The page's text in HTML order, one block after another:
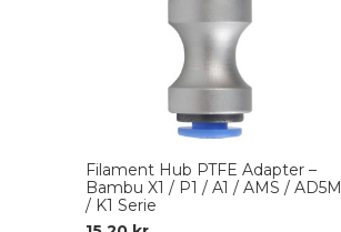
Filament Hub PTFE Adapter –
Bambu X1 / P1 / A1 / AMS / AD5M
/ K1 Serie